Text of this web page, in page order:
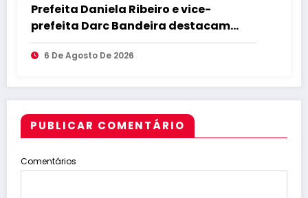
Prefeita Daniela Ribeiro e vice-
prefeita Darc Bandeira destacam
apoio a Lucas Ribeiro durante
convenção e afirmam confiança na
6 De Agosto De 2026
PUBLICAR COMENTÁRIO
Comentários